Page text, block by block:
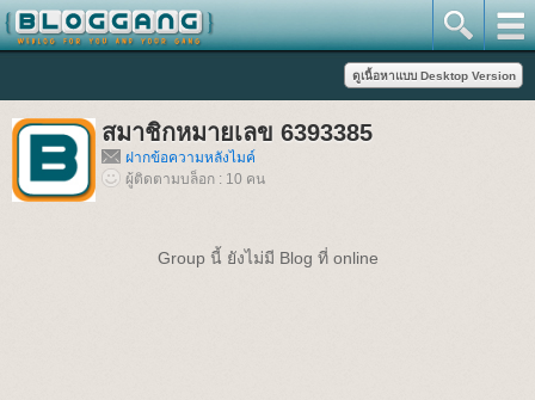
สมาชิกหมายเลข 6393385
ฝากข้อความหลังไมค์
ผู้ติดตามบล็อก : 10 คน
Group นี้ ยังไม่มี Blog ที่ online